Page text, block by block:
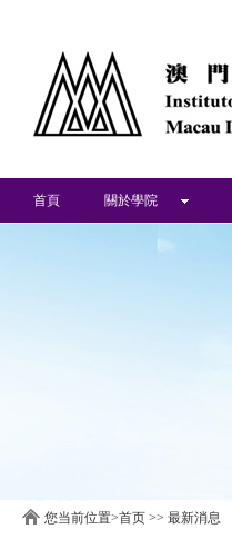
首頁 關於學院
您当前位置>首页 >> 最新消息